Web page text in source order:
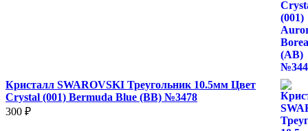
Кристалл SWAROVSKI Треугольник 10.5мм Цвет
Crystal (001) Bermuda Blue (BB) №3478
300 ₽